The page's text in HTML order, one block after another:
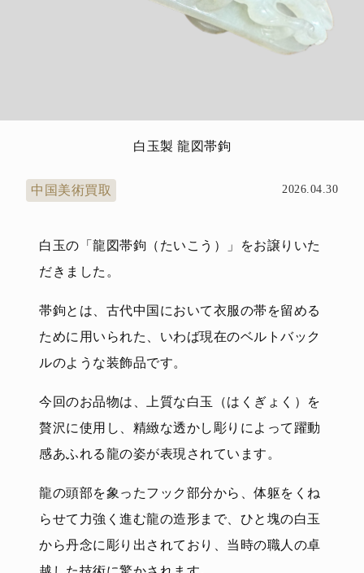
白玉製 龍図帯鉤
中国美術買取 2026.04.30
白玉の「龍図帯鉤（たいこう）」をお譲りいた
だきました。
帯鉤とは、古代中国において衣服の帯を留める
ために用いられた、いわば現在のベルトバック
ルのような装飾品です。
今回のお品物は、上質な白玉（はくぎょく）を
贅沢に使用し、精緻な透かし彫りによって躍動
感あふれる龍の姿が表現されています。
龍の頭部を象ったフック部分から、体躯をくね
らせて力強く進む龍の造形まで、ひと塊の白玉
から丹念に彫り出されており、当時の職人の卓